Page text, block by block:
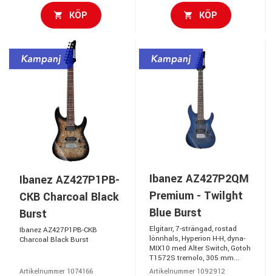
KÖP KÖP
Ibanez AZ427P1PB-
CKB Charcoal Black
Burst
Ibanez AZ427P1PB-CKB
Charcoal Black Burst
Artikelnummer 1074166
Ibanez AZ427P2QM
Premium - Twilght
Blue Burst
Elgitarr, 7-strängad, rostad
lönnhals, Hyperion H-H, dyna-
MIX10 med Alter Switch, Gotoh
T1572S tremolo, 305 mm...
Artikelnummer 1092912